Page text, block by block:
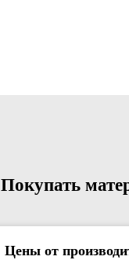
Покупать
Цены от